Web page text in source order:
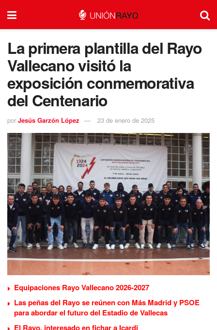
La primera plantilla del Rayo
Vallecano visitó la
exposición conmemorativa
del Centenario
por Jesús Garzón López 23 de enero de 2025
Equipaciones Rayo Vallecano 2026-2027
Las peñas del Rayo se reúnen con Más Madrid y PSOE
para abordar el futuro del Estadio de Vallecas
El Rayo, interesado en fichar a Icardi